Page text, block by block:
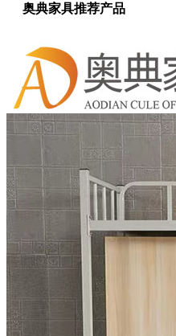
奥典家具推荐产品